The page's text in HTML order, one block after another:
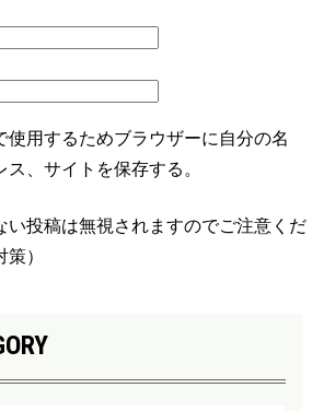
使用するためブラウザーに自分の名
、サイトを保存する。
い投稿は無視されますのでご注意くだ
）